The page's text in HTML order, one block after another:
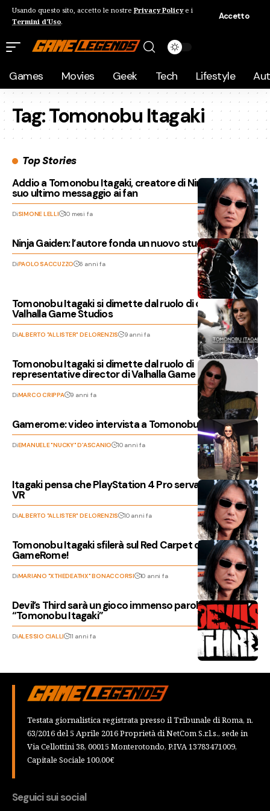
Usando questo sito, accetto le nostre Privacy Policye i
Termini d'Uso.
Accetto
Games Movies Geek Tech Lifestyle
Tag:Tomonobu Itagaki
Top Stories
Addio a Tomonobu Itagaki, creatore di Ninja Gaiden: il
suo ultimo messaggio ai fan
DiSIMONE LELLI 10 mesi fa
Ninja Gaiden: l’autore fonda un nuovo studio
DiPAOLO SACCUZZO 6 anni fa
Tomonobu Itagaki si dimette dal ruolo di direttore di
Valhalla Game Studios
DiALBERTO "ALLISTER" DE LORENZIS 9 anni fa
Tomonobu Itagaki si dimette dal ruolo di
representative director di Valhalla Game Studios
DiMARCO CRIPPA 9 anni fa
Gamerome: video intervista a Tomonobu Itagaki
DiEMANUELE "NUCKY" D'ASCANIO 10 anni fa
Itagaki pensa che PlayStation 4 Pro serva solo per la
VR
DiALBERTO "ALLISTER" DE LORENZIS 10 anni fa
Tomonobu Itagaki sfilerà sul Red Carpet del
GameRome!
DiMARIANO "XTHEDEATHX" BONACCORSI 10 anni fa
Devil’s Third sarà un gioco immenso parola di:
“Tomonobu Itagaki”
DiALESSIO CIALLI 11 anni fa
Testata giornalistica registrata presso il Tribunale di Roma, n.
63/2016 del 5 Aprile 2016 Proprietà di NetCom S.r.l.s., sede in
Via Cellottini 38, 00015 Monterotondo, P.IVA 13783471009,
Capitale Sociale 100,00€
Seguici sui social